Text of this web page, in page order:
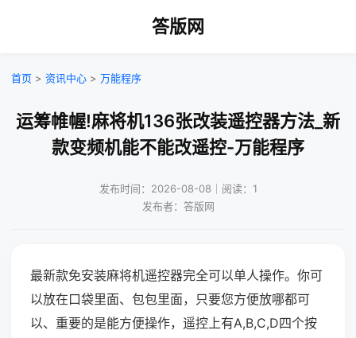
答版网
首页 > 资讯中心 > 万能程序
运筹帷幄!麻将机136张改装遥控器方法_新
款变频机能不能改遥控-万能程序
发布时间：2026-08-08｜阅读：1
发布者：答版网
最新款免安装麻将机遥控器完全可以单人操作。你可
以放在口袋里面、包包里面，只要您方便放哪都可
以、重要的是能方便操作，遥控上有A,B,C,D四个按